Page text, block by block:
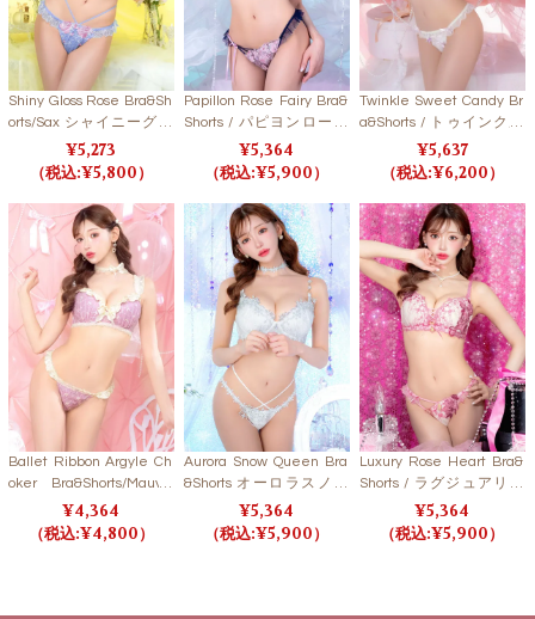
Shiny Gloss Rose Bra&Sh
orts/Sax シャイニーグロ
スローズブラ＆ショーツ/
サックス【LB6396】 【L
5,273
5,800
Papillon Rose Fairy Bra&
Shorts / パピヨンローズ
フェアリーブラ＆ショー
ツ 【LB5500】
5,364
5,900
Twinkle Sweet Candy Br
a&Shorts / トゥインクル
スイートキャンディブラ
＆ショーツ 【LB5500】
5,637
6,200
Ballet Ribbon Argyle Ch
oker Bra&Shorts/Mauve
Pink バレエリボンアーガ
イルブラ＆ショーツ/モー
4,364
4,800
Aurora Snow Queen Bra
&Shorts オーロラスノー
クイーンブラ＆ショーツ
【LB5500】
5,364
5,900
Luxury Rose Heart Bra&
Shorts / ラグジュアリー
ローズハートブラ＆ショ
ーツ 【LB5500】
5,364
5,900